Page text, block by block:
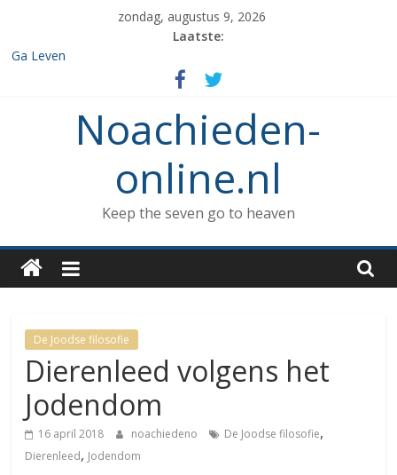
inhoud
zondag, augustus 9, 2026
Laatste:
Ga Leven
De de 7 geboden die aan Noach werd gegeven en het verbod op
enige vorm van rituele Sabbat rust.
Het verzamelen van dieren in de ark
Wat kunnen Noachieden lezen tijdens Tishe B’Av?
Noachieden-
online.nl
Keep the seven go to heaven
De Joodse filosofie
Dierenleed volgens het
Jodendom
16 april 2018 noachiedeno De Joodse filosofie,
Dierenleed, Jodendom